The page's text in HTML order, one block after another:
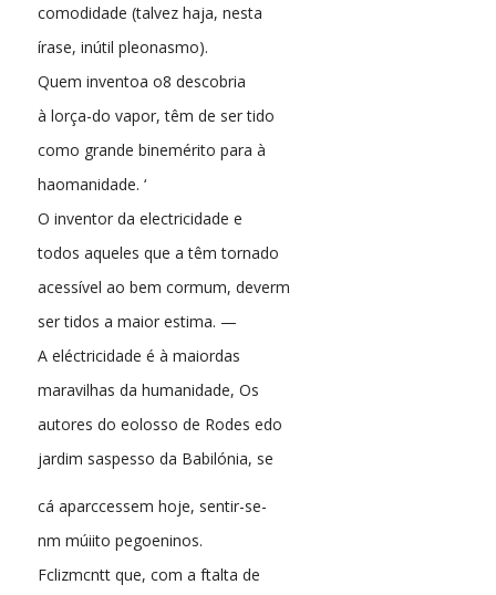
comodidade (talvez haja, nesta
írase, inútil pleonasmo).
Quem inventoa o8 descobria
à lorça-do vapor, têm de ser tido
como grande binemérito para à
haomanidade. ‘
O inventor da electricidade e
todos aqueles que a têm tornado
acessível ao bem cormum, deverm
ser tidos a maior estima. —
A eléctricidade é à maiordas
maravilhas da humanidade, Os
autores do eolosso de Rodes edo
jardim saspesso da Babilónia, se
cá aparccessem hoje, sentir-se-
nm múiito pegoeninos.
Fclizmcntt que, com a ftalta de